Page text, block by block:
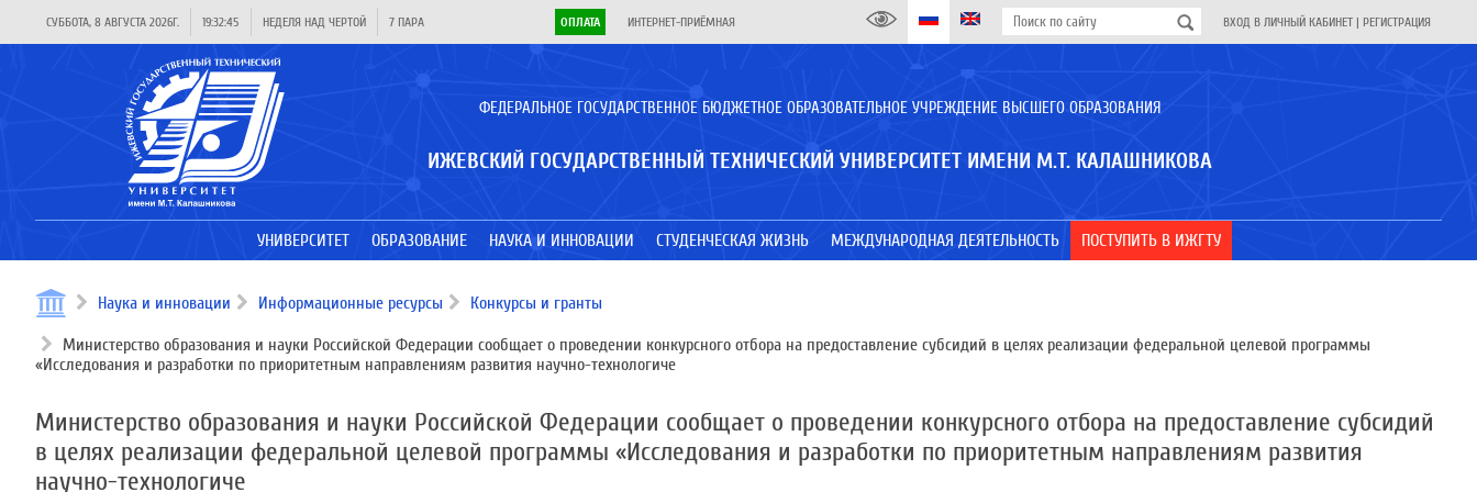
СУББОТА, 8 АВГУСТА 2026Г. 19:32:45 НЕДЕЛЯ НАД ЧЕРТОЙ 7 ПАРА ОПЛАТА ИНТЕРНЕТ-ПРИЁМНАЯ ВХОД В ЛИЧНЫЙ КАБИНЕТ | РЕГИСТРАЦИЯ
ФЕДЕРАЛЬНОЕ ГОСУДАРСТВЕННОЕ БЮДЖЕТНОЕ ОБРАЗОВАТЕЛЬНОЕ УЧРЕЖДЕНИЕ ВЫСШЕГО ОБРАЗОВАНИЯ
ИЖЕВСКИЙ ГОСУДАРСТВЕННЫЙ ТЕХНИЧЕСКИЙ УНИВЕРСИТЕТ ИМЕНИ М.Т. КАЛАШНИКОВА
УНИВЕРСИТЕТ ОБРАЗОВАНИЕ НАУКА И ИННОВАЦИИ СТУДЕНЧЕСКАЯ ЖИЗНЬ МЕЖДУНАРОДНАЯ ДЕЯТЕЛЬНОСТЬ ПОСТУПИТЬ В ИЖГТУ
Наука и инновации Информационные ресурсы Конкурсы и гранты
Министерство образования и науки Российской Федерации сообщает о проведении конкурсного отбора на предоставление субсидий в целях реализации федеральной целевой программы
«Исследования и разработки по приоритетным направлениям развития научно-технологиче
Министерство образования и науки Российской Федерации сообщает о проведении конкурсного отбора на предоставление субсидий
в целях реализации федеральной целевой программы «Исследования и разработки по приоритетным направлениям развития
научно-технологиче